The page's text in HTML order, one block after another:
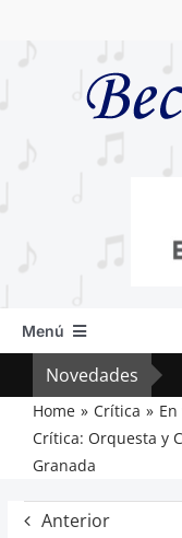
Menú
Inicio
Actual
Artículos
Previos de ópera
Novedades
Home Crítica
Crítica: Orquesta y
Granada
Anterior